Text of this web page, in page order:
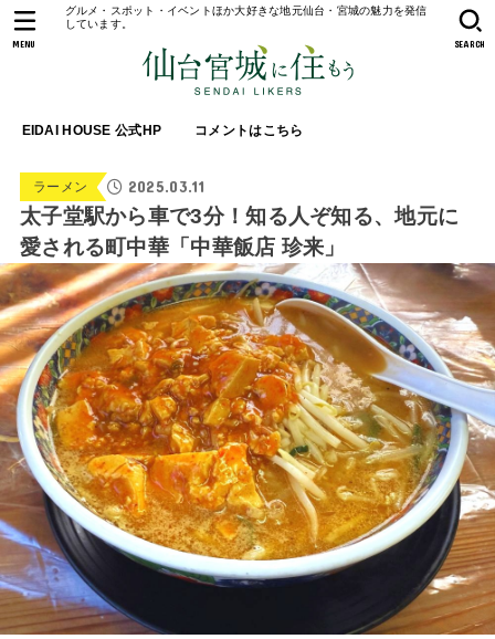
グルメ・スポット・イベントほか大好きな地元仙台・宮城の魅力を発信
しています。
EIDAI HOUSE 公式HP コメントはこちら
SEARCH
MENU
ラーメン 2025.03.11
太子堂駅から車で3分！知る人ぞ知る、地元に
愛される町中華「中華飯店 珍来」